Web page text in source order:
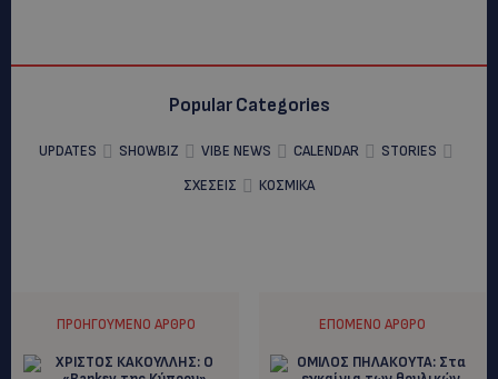
Popular Categories
UPDATES SHOWBIZ VIBE NEWS CALENDAR
STORIES
ΣΧΕΣΕΙΣ
ΚΟΣΜΙΚΑ
ΠΡΟΗΓΟΎΜΕΝΟ ΆΡΘΡΟ ΕΠΌΜΕΝΟ ΆΡΘΡΟ